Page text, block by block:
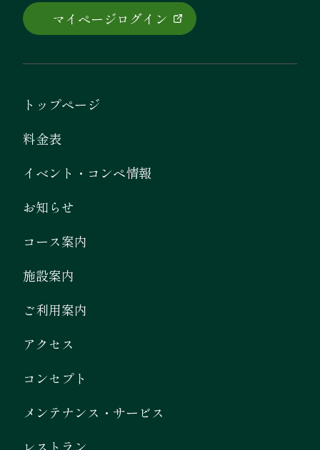
マイページログイン
トップページ
料金表
イベント・コンペ情報
お知らせ
コース案内
施設案内
ご利用案内
アクセス
コンセプト
メンテナンス・サービス